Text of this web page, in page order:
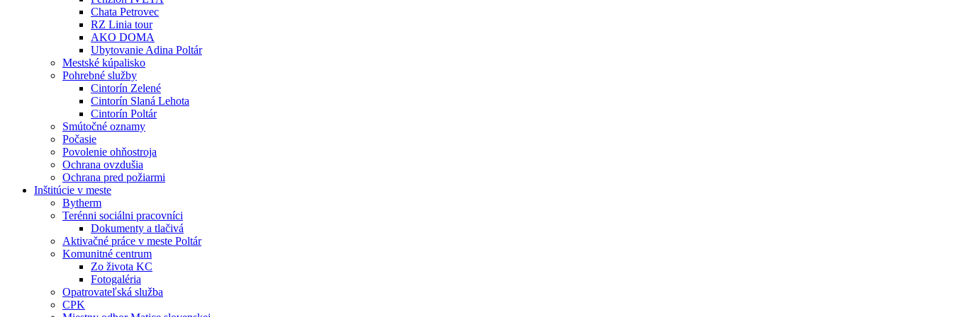
Chata Petrovec
RZ Linia tour
AKO DOMA
Ubytovanie Adina Poltár
Mestské kúpalisko
Pohrebné služby
Cintorín Zelené
Cintorín Slaná Lehota
Cintorín Poltár
Smútočné oznamy
Počasie
Povolenie ohňostroja
Ochrana ovzdušia
Ochrana pred požiarmi
Inštitúcie v meste
Bytherm
Terénni sociálni pracovníci
Dokumenty a tlačivá
Aktivačné práce v meste Poltár
Komunitné centrum
Zo života KC
Fotogaléria
Opatrovateľská služba
CPK